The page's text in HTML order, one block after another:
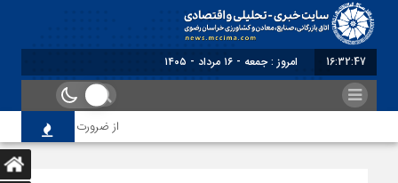
16:32:47 امروز : جمعه - ۱۶ مرداد - ۱۴۰۵
از ضرورت اصلاح رویه‌های